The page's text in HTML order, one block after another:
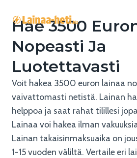
sisältöön
Hae 3500
Nopeasti Ja
Luotettavasti
Voit hakea 3500 euron lainaa
vaivattomasti netistä. Lainan
helppoa ja saat rahat tilillesi
Lainaa voi hakea ilman
Lainan takaisinmaksuaika on
1-15 vuoden väliltä. Vertaile eri